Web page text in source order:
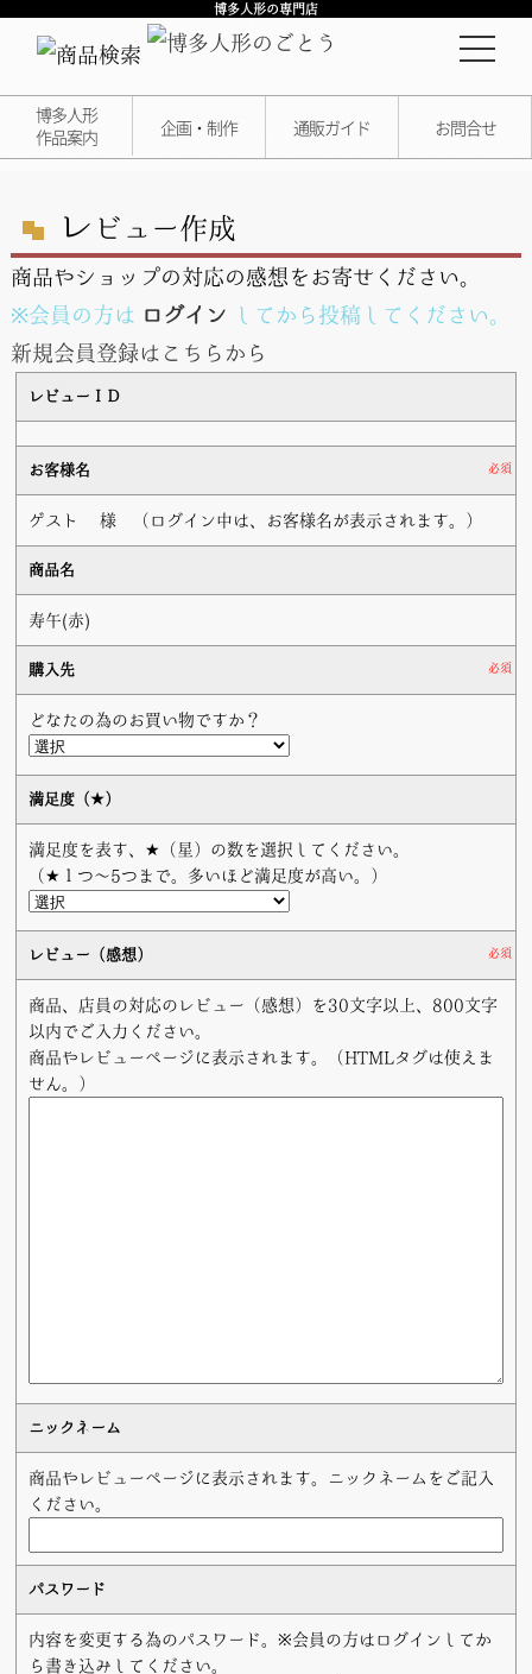
博多人形の専門店
博多人形
作品案内
企画・制作 通販ガイド お問合せ
レ ビュー作成
商品やショップの対応の感想をお寄せください。
※会員の方は ログイン してから投稿してください。
新規会員登録はこちらから
レビューＩＤ
お客様名 必須
ゲスト 様 （ログイン中は、お客様名が表示されます。）
商品名
寿午(赤)
購入先 必須
どなたの為のお買い物ですか？
満足度（★）
満足度を表す、★（星）の数を選択してください。
（★１つ〜5つまで。多いほど満足度が高い。）
レビュー（感想） 必須
商品、店員の対応のレビュー（感想）を30文字以上、800文字
以内でご入力ください。
商品やレビューページに表示されます。（HTMLタグは使えま
せん。）
ニックネーム
商品やレビューページに表示されます。ニックネームをご記入
ください。
パスワード
内容を変更する為のパスワード。※会員の方はログインしてか
ら書き込みしてください。